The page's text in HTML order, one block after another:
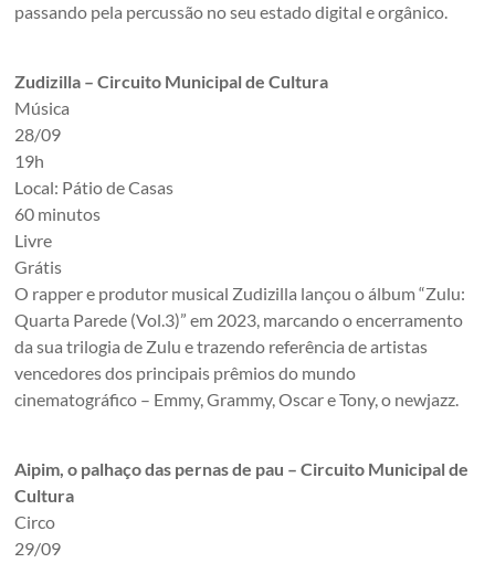
passando pela percussão no seu estado digital e orgânico.
Zudizilla – Circuito Municipal de Cultura
Música
28/09
19h
Local: Pátio de Casas
60 minutos
Livre
Grátis
O rapper e produtor musical Zudizilla lançou o álbum “Zulu:
Quarta Parede (Vol.3)” em 2023, marcando o encerramento
da sua trilogia de Zulu e trazendo referência de artistas
vencedores dos principais prêmios do mundo
cinematográfico – Emmy, Grammy, Oscar e Tony, o newjazz.
Aipim, o palhaço das pernas de pau – Circuito Municipal de
Cultura
Circo
29/09